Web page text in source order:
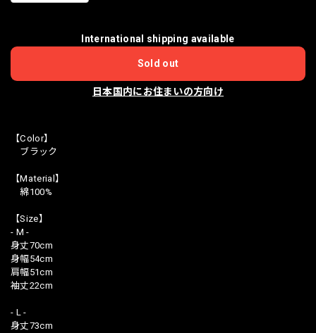
International shipping available
Sold out
日本国内にお住まいの方向け
【Color】
ブラック
【Material】
綿100%
【Size】
- M -
身丈70cm
身幅54cm
肩幅51cm
袖丈22cm
- L -
身丈73cm